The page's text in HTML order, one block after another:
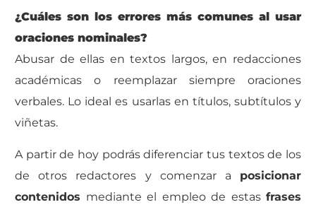
¿Cuáles son los errores más comunes al usar
oraciones nominales?
Abusar de ellas en textos largos, en redacciones
académicas o reemplazar siempre oraciones
verbales. Lo ideal es usarlas en títulos, subtítulos y
viñetas.
A partir de hoy podrás diferenciar tus textos de los
de otros redactores y comenzar a posicionar
contenidos mediante el empleo de estas frases